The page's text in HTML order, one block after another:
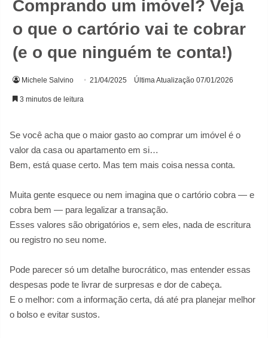
Comprando um imóvel? Veja
o que o cartório vai te cobrar
(e o que ninguém te conta!)
Michele Salvino 21/04/2025 Última Atualização 07/01/2026
3 minutos de leitura
Se você acha que o maior gasto ao comprar um imóvel é o
valor da casa ou apartamento em si…
Bem, está quase certo. Mas tem mais coisa nessa conta.
Muita gente esquece ou nem imagina que o cartório cobra — e
cobra bem — para legalizar a transação.
Esses valores são obrigatórios e, sem eles, nada de escritura
ou registro no seu nome.
Pode parecer só um detalhe burocrático, mas entender essas
despesas pode te livrar de surpresas e dor de cabeça.
E o melhor: com a informação certa, dá até pra planejar melhor
o bolso e evitar sustos.